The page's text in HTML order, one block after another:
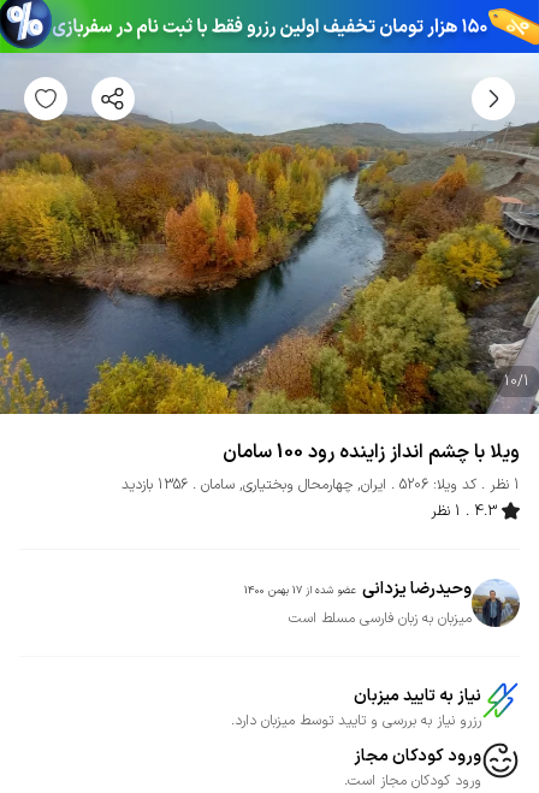
10/1
ویلا با چشم انداز زاینده رود 100 سامان
1 نظر کد ویلا: 5206 ایران, چهارمحال وبختیاری, سامان
1356 بازدید
4.3
1 نظر
وحیدرضا یزدانی عضو شده از 17 بهمن 1400
میزبان به زبان فارسی مسلط است
نیاز به تایید میزبان
رزرو نیاز به بررسی و تایید توسط میزبان دارد.
ورود کودکان مجاز
ورود کودکان مجاز است.